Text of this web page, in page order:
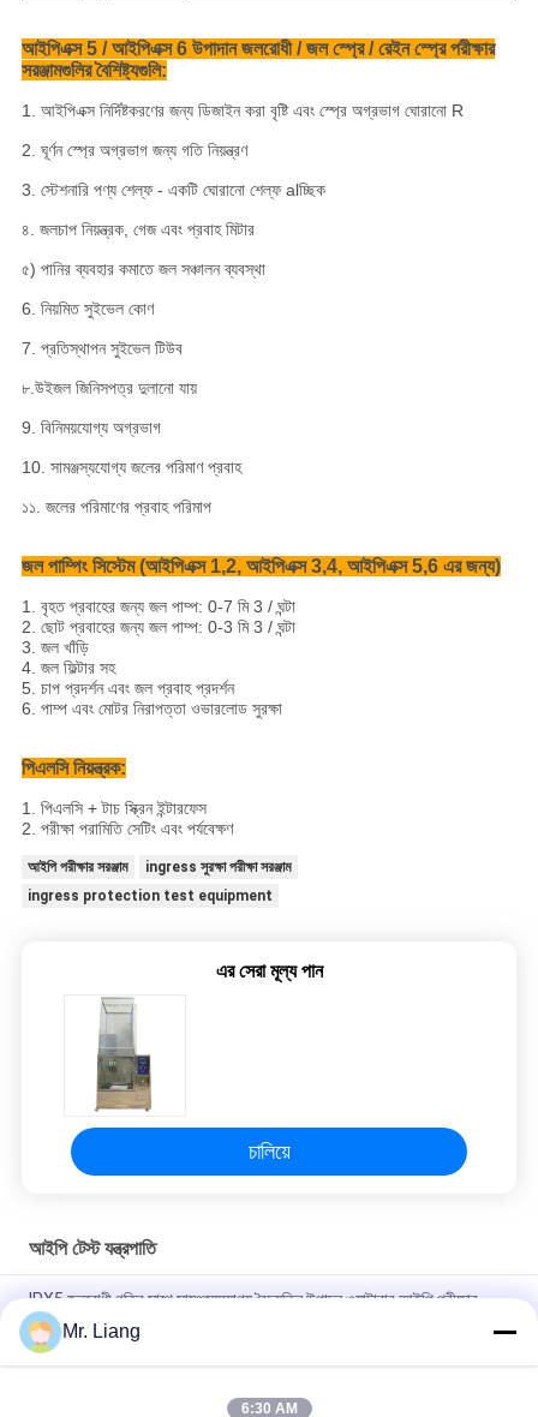
আইপিএক্স 5 / আইপিএক্স 6 উপাদান জলরোধী / জল স্প্রে / রেইন স্প্রে পরীক্ষার
সরঞ্জামগুলির বৈশিষ্ট্যগুলি:
1. আইপিএক্স নির্দিষ্টকরণের জন্য ডিজাইন করা বৃষ্টি এবং স্প্রে অগ্রভাগ ঘোরানো R
2. ঘূর্ণন স্প্রে অগ্রভাগ জন্য গতি নিয়ন্ত্রণ
3. স্টেশনারি পণ্য শেল্ফ - একটি ঘোরানো শেল্ফ alচ্ছিক
৪. জলচাপ নিয়ন্ত্রক, গেজ এবং প্রবাহ মিটার
৫) পানির ব্যবহার কমাতে জল সঞ্চালন ব্যবস্থা
6. নিয়মিত সুইভেল কোণ
7. প্রতিস্থাপন সুইভেল টিউব
৮.উইজল জিনিসপত্র দুলানো যায়
9. বিনিময়যোগ্য অগ্রভাগ
10. সামঞ্জস্যযোগ্য জলের পরিমাণ প্রবাহ
১১. জলের পরিমাণের প্রবাহ পরিমাপ
জল পাম্পিং সিস্টেম (আইপিএক্স 1,2, আইপিএক্স 3,4, আইপিএক্স 5,6 এর জন্য)
1. বৃহত প্রবাহের জন্য জল পাম্প: 0-7 মি 3 / ঘন্টা
2. ছোট প্রবাহের জন্য জল পাম্প: 0-3 মি 3 / ঘন্টা
3. জল খাঁড়ি
4. জল ফিল্টার সহ
5. চাপ প্রদর্শন এবং জল প্রবাহ প্রদর্শন
6. পাম্প এবং মোটর নিরাপত্তা ওভারলোড সুরক্ষা
পিএলসি নিয়ন্ত্রক:
1. পিএলসি + টাচ স্ক্রিন ইন্টারফেস
2. পরীক্ষা পরামিতি সেটিং এবং পর্যবেক্ষণ
আইপি পরীক্ষার সরঞ্জাম
ingress সুরক্ষা পরীক্ষা সরঞ্জাম
ingress protection test equipment
এর সেরা মূল্য পান
চালিয়ে
আইপি টেস্ট যন্ত্রপাতি
IPX5 জলরোধী গতির সাথে সামঞ্জস্যযোগ্য বৈদ্যুতিন উত্পাদন ওয়াটারার আইপি পরীক্ষার
সরঞ্জাম
ঘূর্ণায়মান স্প্রে অগ্রভাগ সহ পরিবেশগত IPX7 / 8 জল ভেজানোর পরীক্ষার সরঞ্জাম
Mr. Liang
6:30 AM